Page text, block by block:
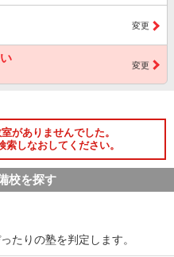
変更
変更
がありませんでした。
しなおしてください。
校を探す
たりの塾を判定します。